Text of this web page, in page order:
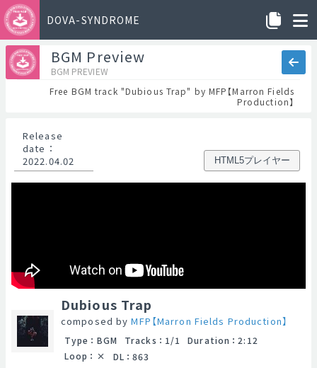
DOVA-SYNDROME
BGM Preview
BGM PREVIEW
Free BGM track "Dubious Trap" by MFP【Marron Fields
Production】
Release
date ：
2022.04.02
HTML5プレイヤー
Dubious Trap
composed byMFP【Marron Fields Production】
Type ： BGM Tracks ： 1/1 Duration ： 2:12
Loop ： DL ： 863